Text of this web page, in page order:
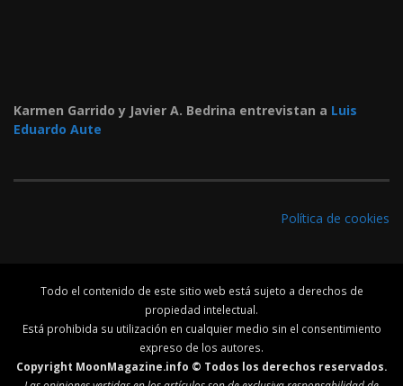
Karmen Garrido y Javier A. Bedrina entrevistan a Luis
Eduardo Aute
Política de cookies
Todo el contenido de este sitio web está sujeto a derechos de
propiedad intelectual.
Está prohibida su utilización en cualquier medio sin el consentimiento
expreso de los autores.
Copyright MoonMagazine.info © Todos los derechos reservados.